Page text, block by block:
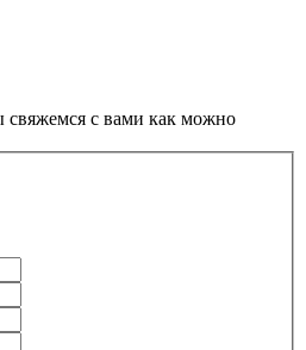
с вами как можно